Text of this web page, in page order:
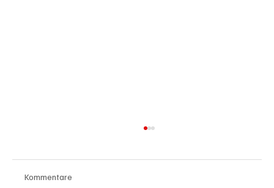
Kommentare